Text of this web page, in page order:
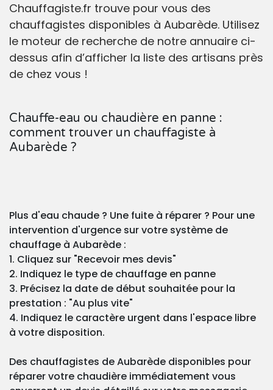
Chauffagiste.fr trouve pour vous des
chauffagistes disponibles à Aubarède. Utilisez
le moteur de recherche de notre annuaire ci-
dessus afin d’afficher la liste des artisans près
de chez vous !
Chauffe-eau ou chaudière en panne :
comment trouver un chauffagiste à
Aubarède ?
Plus d'eau chaude ? Une fuite à réparer ? Pour une
intervention d'urgence sur votre système de
chauffage à Aubarède :
1. Cliquez sur "Recevoir mes devis"
2. Indiquez le type de chauffage en panne
3. Précisez la date de début souhaitée pour la
prestation : "Au plus vite"
4. Indiquez le caractère urgent dans l'espace libre
à votre disposition.
Des chauffagistes de Aubarède disponibles pour
réparer votre chaudière immédiatement vous